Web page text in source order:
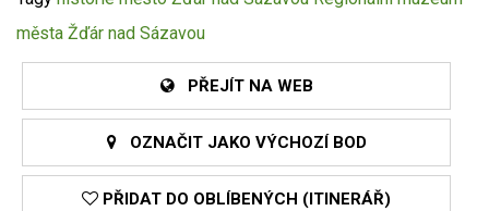
města Žďár nad Sázavou
PŘEJÍT NA WEB
OZNAČIT JAKO VÝCHOZÍ BOD
PŘIDAT DO OBLÍBENÝCH (ITINERÁŘ)